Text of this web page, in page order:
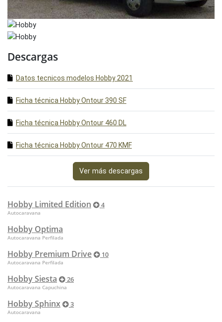
Descargas
Datos tecnicos modelos Hobby 2021
Ficha técnica Hobby Ontour 390 SF
Ficha técnica Hobby Ontour 460 DL
Ficha técnica Hobby Ontour 470 KMF
Ver más descargas
Hobby Limited Edition 4
Autocaravana
Hobby Optima
Autocaravana Perfilada
Hobby Premium Drive 10
Autocaravana Perfilada
Hobby Siesta 26
Autocaravana Capuchina
Hobby Sphinx 3
Autocaravana